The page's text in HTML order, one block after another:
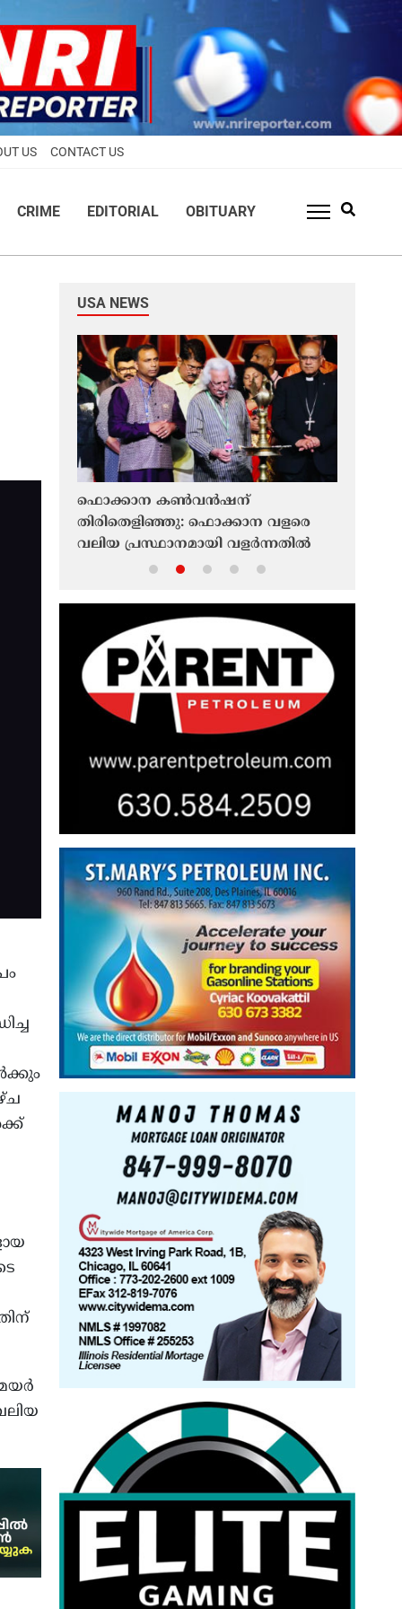
US CONTACT US
CRIME EDITORIAL OBITUARY
USA NEWS
ഫൊക്കാന കൺവൻഷന്
തിരിതെളിഞ്ഞു: ഫൊക്കാന വളരെ
വലിയ പ്രസ്ഥാനമായി വളർന്നതിൽ
സന്തോഷമെന്ന് ഉദ്ഘാടന